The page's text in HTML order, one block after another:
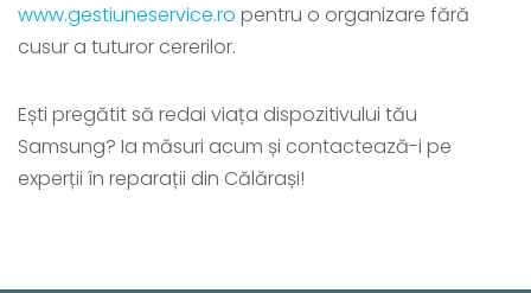
www.gestiuneservice.ro pentru o organizare fără
cusur a tuturor cererilor.
Ești pregătit să redai viața dispozitivului tău
Samsung? Ia măsuri acum și contactează-i pe
experții în reparații din Călărași!